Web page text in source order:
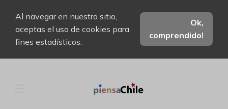
Al navegar en nuestro sitio,
aceptas el uso de cookies para
fines estadísticos.
Ok,
comprendido!